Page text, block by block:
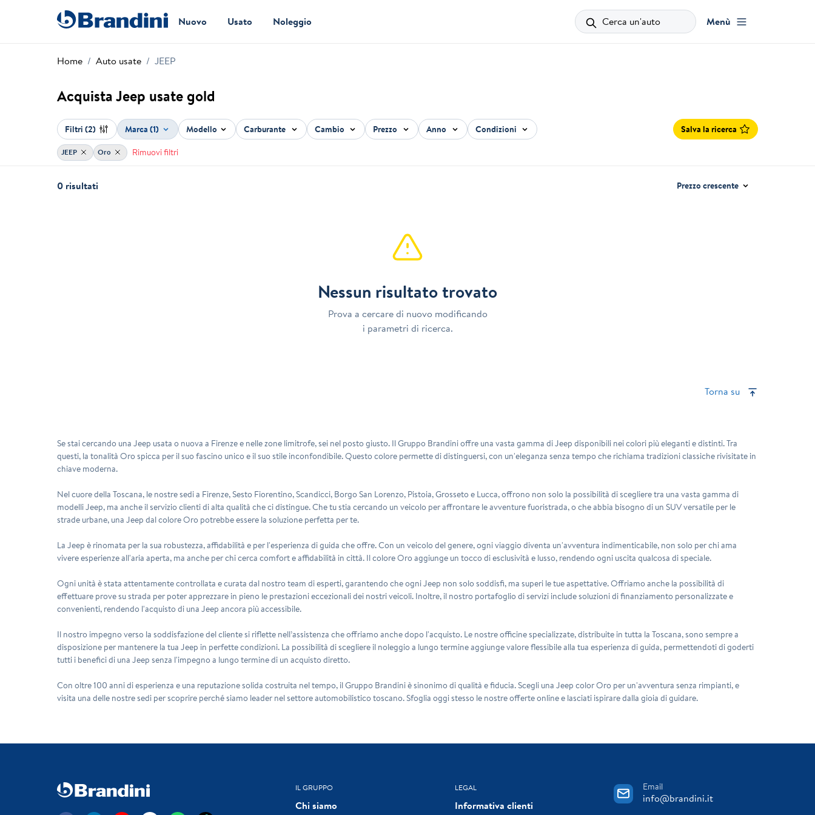
Nuovo Usato Noleggio Cerca un'auto Menù
Home Auto usate JEEP
Acquista Jeep usate gold
Filtri(2) Marca (1) Modello Carburante Cambio Prezzo Anno Condizioni Salva la ricerca
JEEP Oro Rimuovi filtri
0 risultati Prezzo crescente
Nessun risultato trovato
Prova a cercare di nuovo modificando
i parametri di ricerca.
Torna su
Se stai cercando una Jeep usata o nuova a Firenze e nelle zone limitrofe, sei nel posto giusto. Il Gruppo Brandini offre una vasta gamma di Jeep disponibili nei colori più eleganti e distinti. Tra
questi, la tonalità Oro spicca per il suo fascino unico e il suo stile inconfondibile. Questo colore permette di distinguersi, con un'eleganza senza tempo che richiama tradizioni classiche rivisitate in
chiave moderna.
Nel cuore della Toscana, le nostre sedi a Firenze,Sesto Fiorentino,Scandicci, Borgo San Lorenzo, Pistoia,Grossetoe Lucca, offrono non solo la possibilità di scegliere tra una vasta gamma di
modelli Jeep, ma anche il servizio clienti di alta qualità che ci distingue. Che tu stia cercando un veicolo per affrontare le avventure fuoristrada, o che abbia bisogno di un SUV versatile per le
strade urbane, una Jeep dal colore Oro potrebbe essere la soluzione perfetta per te.
La Jeep è rinomata per la sua robustezza, affidabilità e per l'esperienza di guida che offre. Con un veicolo del genere, ogni viaggio diventa un'avventura indimenticabile, non solo per chi ama
vivere esperienze all'aria aperta, ma anche per chi cerca comfort e affidabilità in città. Il colore Oro aggiunge un tocco di esclusività e lusso, rendendo ogni uscita qualcosa di speciale.
Ogni unità è stata attentamente controllata e curata dal nostro team di esperti, garantendo che ogni Jeep non solo soddisfi, ma superi le tue aspettative. Offriamo anche la possibilità di
effettuare prove su strada per poter apprezzare in pieno le prestazioni eccezionali dei nostri veicoli. Inoltre, il nostro portafoglio di servizi include soluzioni di finanziamento personalizzate e
convenienti, rendendo l'acquisto di una Jeep ancora più accessibile.
Il nostro impegno verso la soddisfazione del cliente si riflette nell’assistenza che offriamo anche dopo l'acquisto. Le nostre officine specializzate, distribuite in tutta la Toscana, sono sempre a
disposizione per mantenere la tua Jeep in perfette condizioni. La possibilità di scegliere il noleggio a lungo termine aggiunge valore flessibile alla tua esperienza di guida, permettendoti di goderti
tutti i benefici di una Jeep senza l'impegno a lungo termine di un acquisto diretto.
Con oltre 100 anni di esperienza e una reputazione solida costruita nel tempo, il Gruppo Brandini è sinonimo di qualità e fiducia. Scegli una Jeep color Oro per un'avventura senza rimpianti, e
visita una delle nostre sedi per scoprire perché siamo leader nel settore automobilistico toscano. Sfoglia oggi stesso le nostre offerte online e lasciati ispirare dalla gioia di guidare.
IL GRUPPO
Chi siamo
LEGAL
Informativa clienti
Email
info@brandini.it